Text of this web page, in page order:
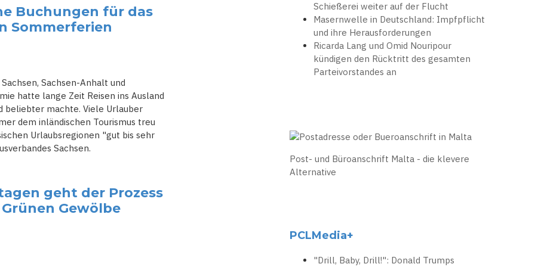
Buchungen für das
Sommerferien
Sachsen-Anhalt und
hatte lange Zeit Reisen ins Ausland
beliebter machte. Viele Urlauber
dem inländischen Tourismus treu
Urlaubsregionen "gut bis sehr
Sachsen.
geht der Prozess
Gewölbe
Schießerei weiter auf der Flucht
Masernwelle in Deutschland: Impfpflicht
und ihre Herausforderungen
Ricarda Lang und Omid Nouripour
kündigen den Rücktritt des gesamten
Parteivorstandes an
Post- und Büroanschrift Malta - die klevere
Alternative
PCLMedia+
"Drill, Baby, Drill!": Donald Trumps